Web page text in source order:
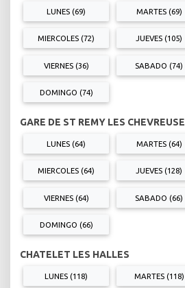
LUNES (69) MARTES (69)
MIERCOLES (72) JUEVES (105)
VIERNES (36) SABADO (74)
DOMINGO (74)
GARE DE ST REMY LES CHEVREUSE
LUNES (64) MARTES (64)
MIERCOLES (64) JUEVES (128)
VIERNES (64) SABADO (66)
DOMINGO (66)
CHATELET LES HALLES
LUNES (118) MARTES (118)